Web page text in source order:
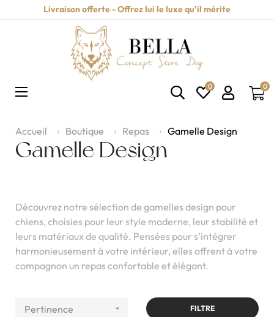
Livraison offerte - Offrez lui le luxe qu'il mérite
Basculer
☰ 0 0
Gamelle Design
Accueil Boutique Repas Gamelle Design
Découvrez notre sélection de gamelles design pour
chiens, choisies pour leur style moderne, leur stabilité et
leurs matériaux de qualité. Pensées pour s’intégrer
harmonieusement à votre intérieur, elles offrent à votre
compagnon un repas confortable et élégant.
Pertinence  FILTRE